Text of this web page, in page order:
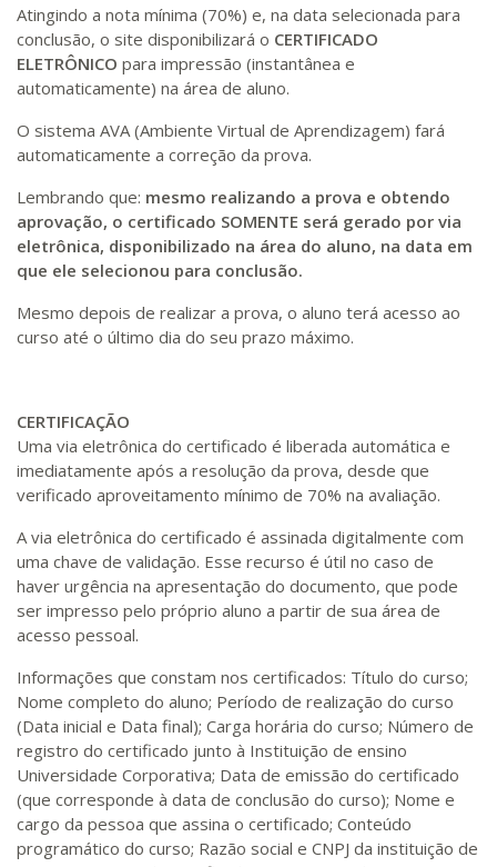
Atingindo a nota mínima (70%) e, na data selecionada para
conclusão, o site disponibilizará o CERTIFICADO
ELETRÔNICO para impressão (instantânea e
automaticamente) na área de aluno.
O sistema AVA (Ambiente Virtual de Aprendizagem) fará
automaticamente a correção da prova.
Lembrando que: mesmo realizando a prova e obtendo
aprovação, o certificado SOMENTE será gerado por via
eletrônica, disponibilizado na área do aluno, na data em
que ele selecionou para conclusão.
Mesmo depois de realizar a prova, o aluno terá acesso ao
curso até o último dia do seu prazo máximo.
CERTIFICAÇÃO
Uma via eletrônica do certificado é liberada automática e
imediatamente após a resolução da prova, desde que
verificado aproveitamento mínimo de 70% na avaliação.
A via eletrônica do certificado é assinada digitalmente com
uma chave de validação. Esse recurso é útil no caso de
haver urgência na apresentação do documento, que pode
ser impresso pelo próprio aluno a partir de sua área de
acesso pessoal.
Informações que constam nos certificados: Título do curso;
Nome completo do aluno; Período de realização do curso
(Data inicial e Data final); Carga horária do curso; Número de
registro do certificado junto à Instituição de ensino
Universidade Corporativa; Data de emissão do certificado
(que corresponde à data de conclusão do curso); Nome e
cargo da pessoa que assina o certificado; Conteúdo
programático do curso; Razão social e CNPJ da instituição de